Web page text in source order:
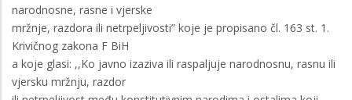
narodnosne, rasne i vjerske
mržnje, razdora ili netrpeljivosti” koje je propisano čl. 163 st. 1.
Krivičnog zakona F BiH
a koje glasi: ,,Ko javno izaziva ili raspaljuje narodnosnu, rasnu ili
vjersku mržnju, razdor